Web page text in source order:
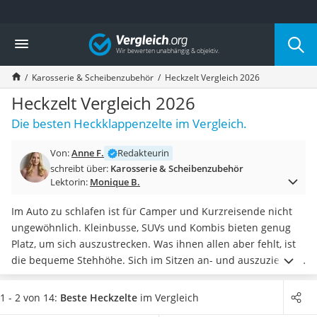
Die beliebtesten Vergleiche nach Kategorie
Auto & Motor
Fahrradträger-Anhängerkupplung (4 Fahrräder)
Fahrradträger
Fahrradträger (Anhängerkupplung)
Fahrradträger 3 Fahrräder
Benzinkanister (20 l)
Fahrradträger E-Bike
Benzinkanister
Wagenheber 3t
AGM-Batterie Wohnmobil
Thule-Fahrradträger
FM-Transmitter
Sommerreifen 205/55 R16
Autobatterie-Ladegerät
Vergleich
Karosserie & Scheibenzubehör Heckzelt Vergleich 2026
Heckzelt Vergleich 2026
Die besten Heckklappenzelte im Vergleich.
Von:Anne F.
Redakteurin
schreibt über: Karosserie & Scheibenzubehör
Lektorin: Monique B.
Im Auto zu schlafen ist für Camper und Kurzreisende nicht
ungewöhnlich. Kleinbusse, SUVs und Kombis bieten genug
Platz, um sich auszustrecken. Was ihnen allen aber fehlt, ist
die bequeme Stehhöhe. Sich im Sitzen an- und auszuziehen
wird auf Dauer zum Härte-Test für den Rücken. Ein Heckzelt
erweitert den Pkw-Innenraum um einen Anbau
1 - 2 von 14: Beste Heckzelte im Vergleich